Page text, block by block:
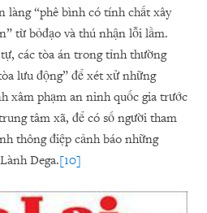
làng “phê bình có tính chất xây
từ bỏđạo và thú nhận lỗi lầm.
các tòa án trong tỉnh thường
lưu động” để xét xử những
xâm phạm an ninh quốc gia trước
tâm xã, để có số người tham
thông điệp cảnh báo những
Dega.[10]